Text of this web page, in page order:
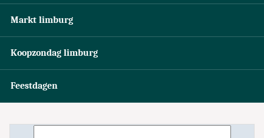
Markt limburg
Koopzondag limburg
Feestdagen